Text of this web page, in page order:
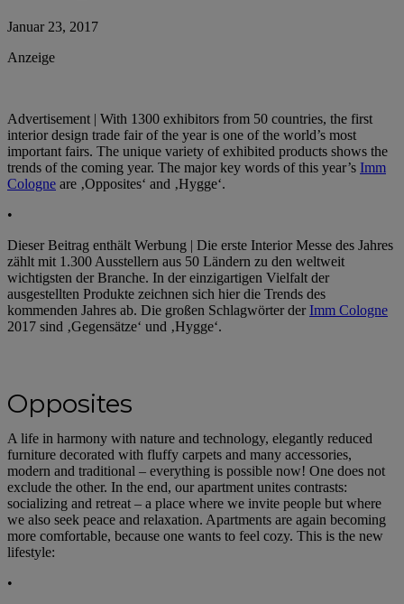
Januar 23, 2017
Anzeige
Advertisement | With 1300 exhibitors from 50 countries, the first
interior design trade fair of the year is one of the world’s most
important fairs. The unique variety of exhibited products shows the
trends of the coming year. The major key words of this year’s Imm
Cologne are ‚Opposites‘ and ‚Hygge‘.
•
Dieser Beitrag enthält Werbung | Die erste Interior Messe des Jahres
zählt mit 1.300 Ausstellern aus 50 Ländern zu den weltweit
wichtigsten der Branche. In der einzigartigen Vielfalt der
ausgestellten Produkte zeichnen sich hier die Trends des
kommenden Jahres ab. Die großen Schlagwörter der Imm Cologne
2017 sind ‚Gegensätze‘ und ‚Hygge‘.
Opposites
A life in harmony with nature and technology, elegantly reduced
furniture decorated with fluffy carpets and many accessories,
modern and traditional – everything is possible now! One does not
exclude the other. In the end, our apartment unites contrasts:
socializing and retreat – a place where we invite people but where
we also seek peace and relaxation. Apartments are again becoming
more comfortable, because one wants to feel cozy. This is the new
lifestyle:
•